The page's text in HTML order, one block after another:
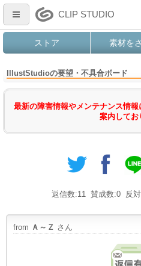
CLIP STUDIO
ストア 素材を
IllustStudioの要望・不具合ボード
最新の障害情報やメンテナンス情報
案内してお
反
賛成数:0
返信数:11
from Ａ～Ｚ さん